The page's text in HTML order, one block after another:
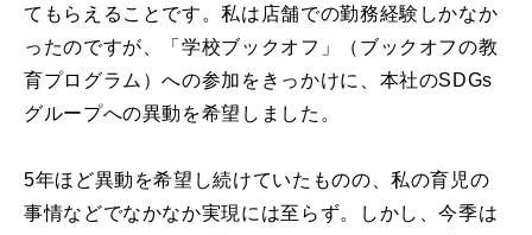
てもらえることです。私は店舗での勤務経験しかなか
ったのですが、「学校ブックオフ」（ブックオフの教
育プログラム）への参加をきっかけに、本社のSDGs
グループへの異動を希望しました。
5年ほど異動を希望し続けていたものの、私の育児の
事情などでなかなか実現には至らず。しかし、今季は